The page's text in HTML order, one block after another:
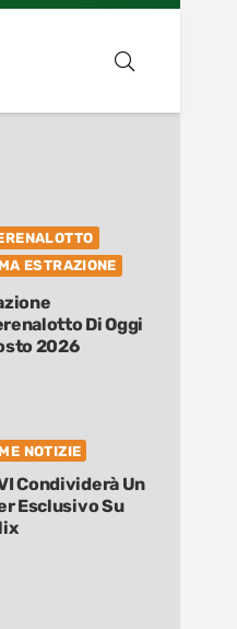
ESTRAZIONE
Di Oggi
2026
NOTIZIE
Condividerà Un
Esclusivo Su